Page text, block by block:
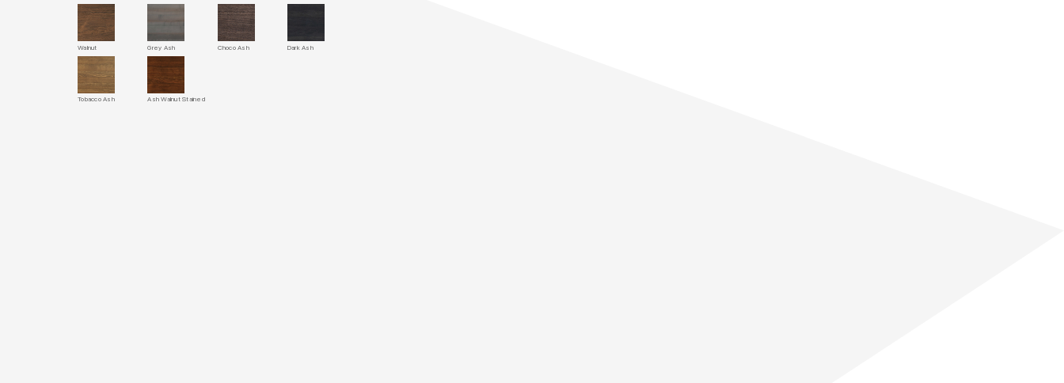
Walnut Grey Ash Choco Ash Dark Ash
Tobacco Ash Ash Walnut Stained